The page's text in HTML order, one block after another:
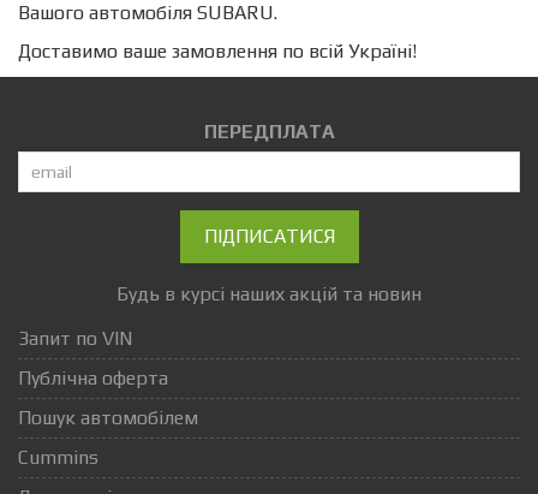
Вашого автомобіля SUBARU.
Доставимо ваше замовлення по всій Україні!
ПЕРЕДПЛАТА
ПІДПИСАТИСЯ
Будь в курсі наших акцій та новин
Запит по VIN
Публічна оферта
Пошук автомобілем
Cummins